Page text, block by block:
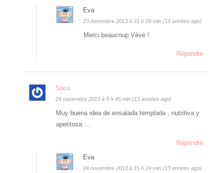
Eva
23 novembre 2013 à 21 h 09 min (13 années ago)
Merci beaucoup Vévé !
Répondre
Soco
24 novembre 2013 à 9 h 45 min (13 années ago)
Muy buena idea de ensalada templada , nutritiva y
apetitosa …
Répondre
Eva
24 novembre 2013 à 15 h 24 min (13 années ago)